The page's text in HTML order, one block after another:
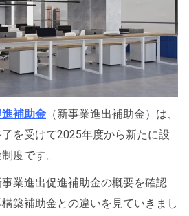
補助金 （新事業進出補助金）は、
を受けて2025年度から新たに設
度です。
業進出促進補助金の概要を確認
築補助金との違いを見ていきまし